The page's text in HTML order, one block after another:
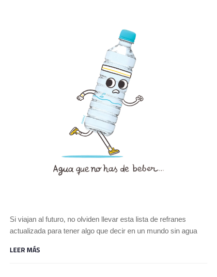
Si viajan al futuro, no olviden llevar esta lista de refranes
actualizada para tener algo que decir en un mundo sin agua
LEER MÁS